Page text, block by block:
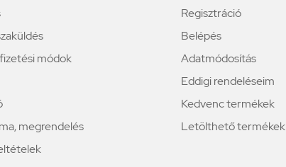
módok
megrendelés
Regisztráció
Belépés
Adatmódosítás
Eddigi rendeléseim
Kedvenc termékek
Letölthető termékek